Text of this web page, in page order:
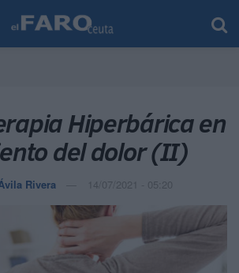
Hiperbárica en
del dolor (II)
Rivera 14/07/2021 - 05:20